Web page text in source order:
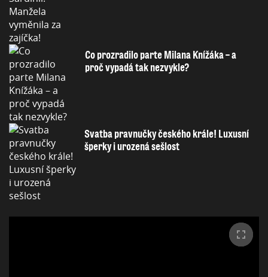
Co prozradilo parte Milana Knížáka – a
proč vypadá tak nezvykle?
Svatba pravnučky českého krále! Luxusní
šperky i urozená sešlost